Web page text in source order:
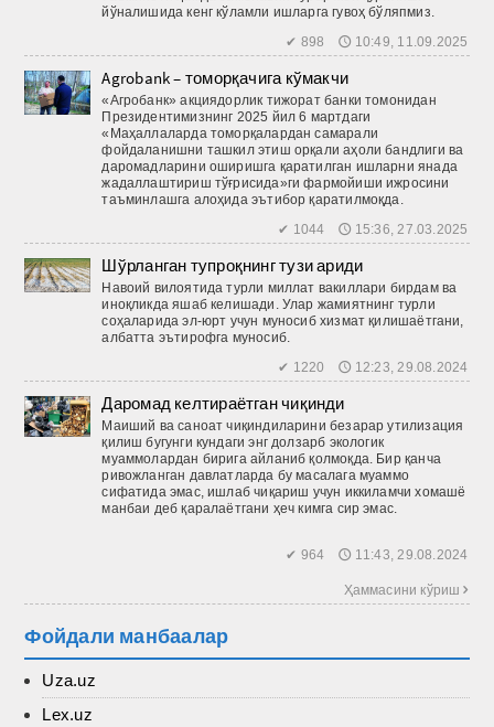
йўналишида кенг кўламли ишларга гувоҳ бўляпмиз.
✔ 898 🕔 10:49, 11.09.2025
Agrobank – томорқачига кўмакчи
«Агробанк» акциядорлик тижорат банки томонидан
Президентимизнинг 2025 йил 6 мартдаги
«Маҳаллаларда томорқалардан самарали
фойдаланишни ташкил этиш орқали аҳоли бандлиги ва
даромадларини оширишга қаратилган ишларни янада
жадаллаштириш тўғрисида»ги фармойиши ижросини
таъминлашга алоҳида эътибор қаратилмоқда.
✔ 1044 🕔 15:36, 27.03.2025
Шўрланган тупроқнинг тузи ариди
Навоий вилоятида турли миллат вакиллари бирдам ва
иноқликда яшаб келишади. Улар жамиятнинг турли
соҳаларида эл-юрт учун муносиб хизмат қилишаётгани,
албатта эътирофга муносиб.
✔ 1220 🕔 12:23, 29.08.2024
Даромад келтираётган чиқинди
Маиший ва саноат чиқиндиларини безарар утилизация
қилиш бугунги кундаги энг долзарб экологик
муаммолардан бирига айланиб қолмоқда. Бир қанча
ривожланган давлатларда бу масалага муаммо
сифатида эмас, ишлаб чиқариш учун иккиламчи хомашё
манбаи деб қаралаётгани ҳеч кимга сир эмас.
✔ 964 🕔 11:43, 29.08.2024
Ҳаммасини кўриш 
Фойдали манбаалар
Uza.uz
Lex.uz